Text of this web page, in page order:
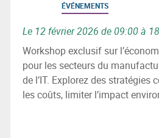
ÉVÉNEMENTS
Le 12 février 2026 de 09:00 à
Workshop exclusif sur
pour les secteurs du
de l’IT. Explorez des stratégies
les coûts, limiter l’impact